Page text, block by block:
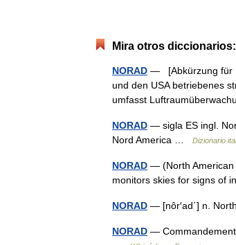
Mira otros diccionarios:
NORAD — [Abkürzung für
und den USA betriebenes
umfasst
NORAD — sigla ES ingl.
Nord America …
Dizionario
NORAD — (North American
monitors skies for signs of
NORAD — [nôr′ad΄] n.
NORAD — Commandement